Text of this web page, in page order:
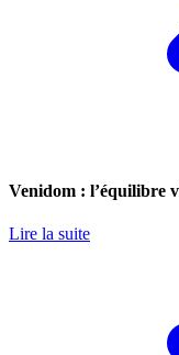
Venidom : l’équilibre
Lire la suite